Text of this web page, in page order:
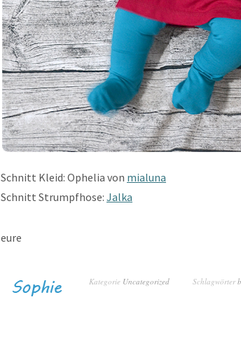
Schnitt Kleid: Ophelia von mialuna
Schnitt Strumpfhose: Jalka
eure
Kategorie Uncategorized Schlagwörter